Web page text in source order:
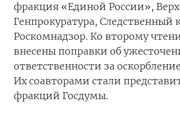
фракция «Единой России»,
Генпрокуратура, Следственный
Роскомнадзор. Ко второму
внесены поправки об
ответственности за
Их соавторами стали
фракций Госдумы.